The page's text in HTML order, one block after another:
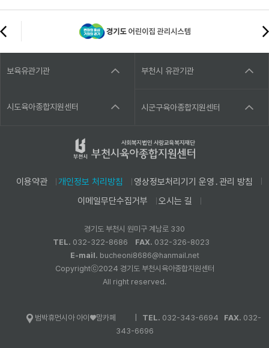
보육유관기관 부천시 유관기관
시도육아종합지원센터 시군구육아종합지원센터
이용약관 개인정보 처리방침
영상정보처리기기 운영․관리 방침
이메일무단수집거부
오시는 길
경기도 부천시 원미구 계남로 330
TEL. 032-322-8686 FAX. 032-326-8023
E-mail. bucheoni8686@hanmail.net
Copyrightⓒ2024 경기도 부천시육아종합지원센터
All right reserved.
범박휴먼시아 아이♥맘카페 TEL. 032-343-6694 FAX. 032-
343-6696